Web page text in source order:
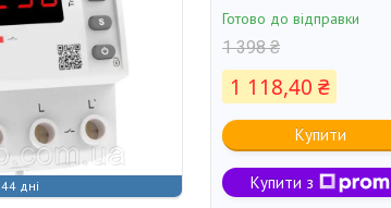
44 дні
Готово до відправки
1 398 ₴
1 118,40 ₴
Купити
Купити з